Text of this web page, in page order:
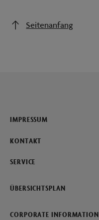
Seitenanfang
IMPRESSUM
KONTAKT
SERVICE
ÜBERSICHTSPLAN
CORPORATE INFORMATION